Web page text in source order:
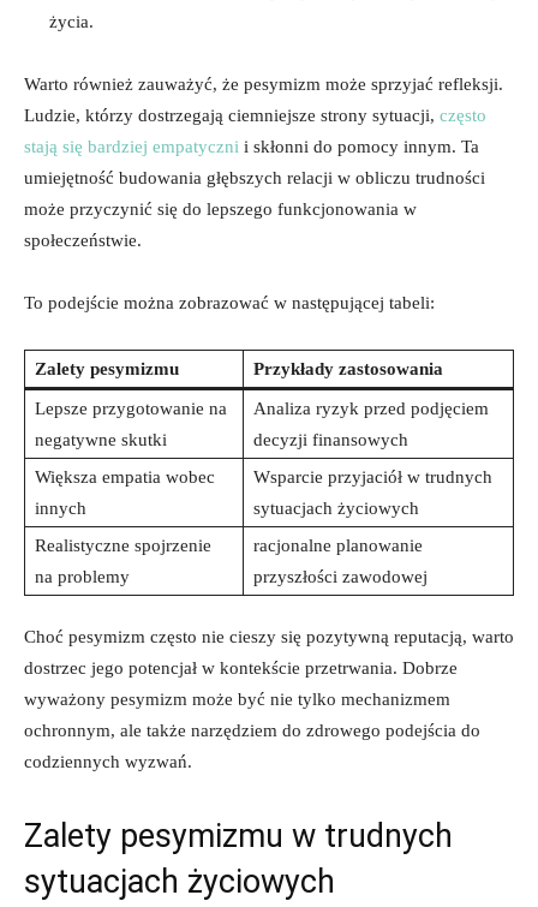
życia.
Warto również zauważyć, że pesymizm może sprzyjać refleksji.
Ludzie, którzy dostrzegają ciemniejsze strony sytuacji, często
stają się bardziej empatyczni i skłonni do pomocy innym. Ta
umiejętność budowania głębszych relacji w obliczu trudności
może przyczynić się do lepszego funkcjonowania w
społeczeństwie.
To podejście można zobrazować w następującej tabeli:
Zalety pesymizmu Przykłady zastosowania
Lepsze przygotowanie na
negatywne skutki
Analiza ryzyk przed podjęciem
decyzji finansowych
Większa empatia wobec
innych
Wsparcie przyjaciół w trudnych
sytuacjach życiowych
Realistyczne spojrzenie
na problemy
racjonalne planowanie
przyszłości zawodowej
Choć pesymizm często nie cieszy się pozytywną reputacją, warto
dostrzec jego potencjał w kontekście przetrwania. Dobrze
wyważony pesymizm może być nie tylko mechanizmem
ochronnym, ale także narzędziem do zdrowego podejścia do
codziennych wyzwań.
Zalety pesymizmu w trudnych
sytuacjach życiowych